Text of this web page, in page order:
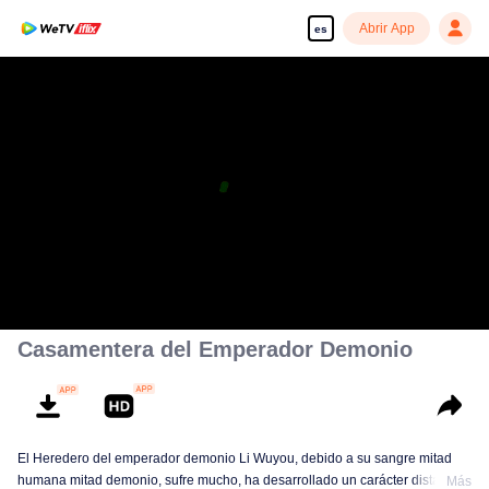
es Abrir App
Casamentera del Emperador Demonio
El Heredero del emperador demonio Li Wuyou, debido a su sangre mitad
humana mitad demonio, sufre mucho, ha desarrollado un carácter distante e
Más